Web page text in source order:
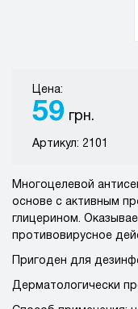
Цена:
59 грн.
Артикул: 2101
Многоцелевой
основе с активным
глицерином.
противовирусное
Пригоден для
Дерматологически